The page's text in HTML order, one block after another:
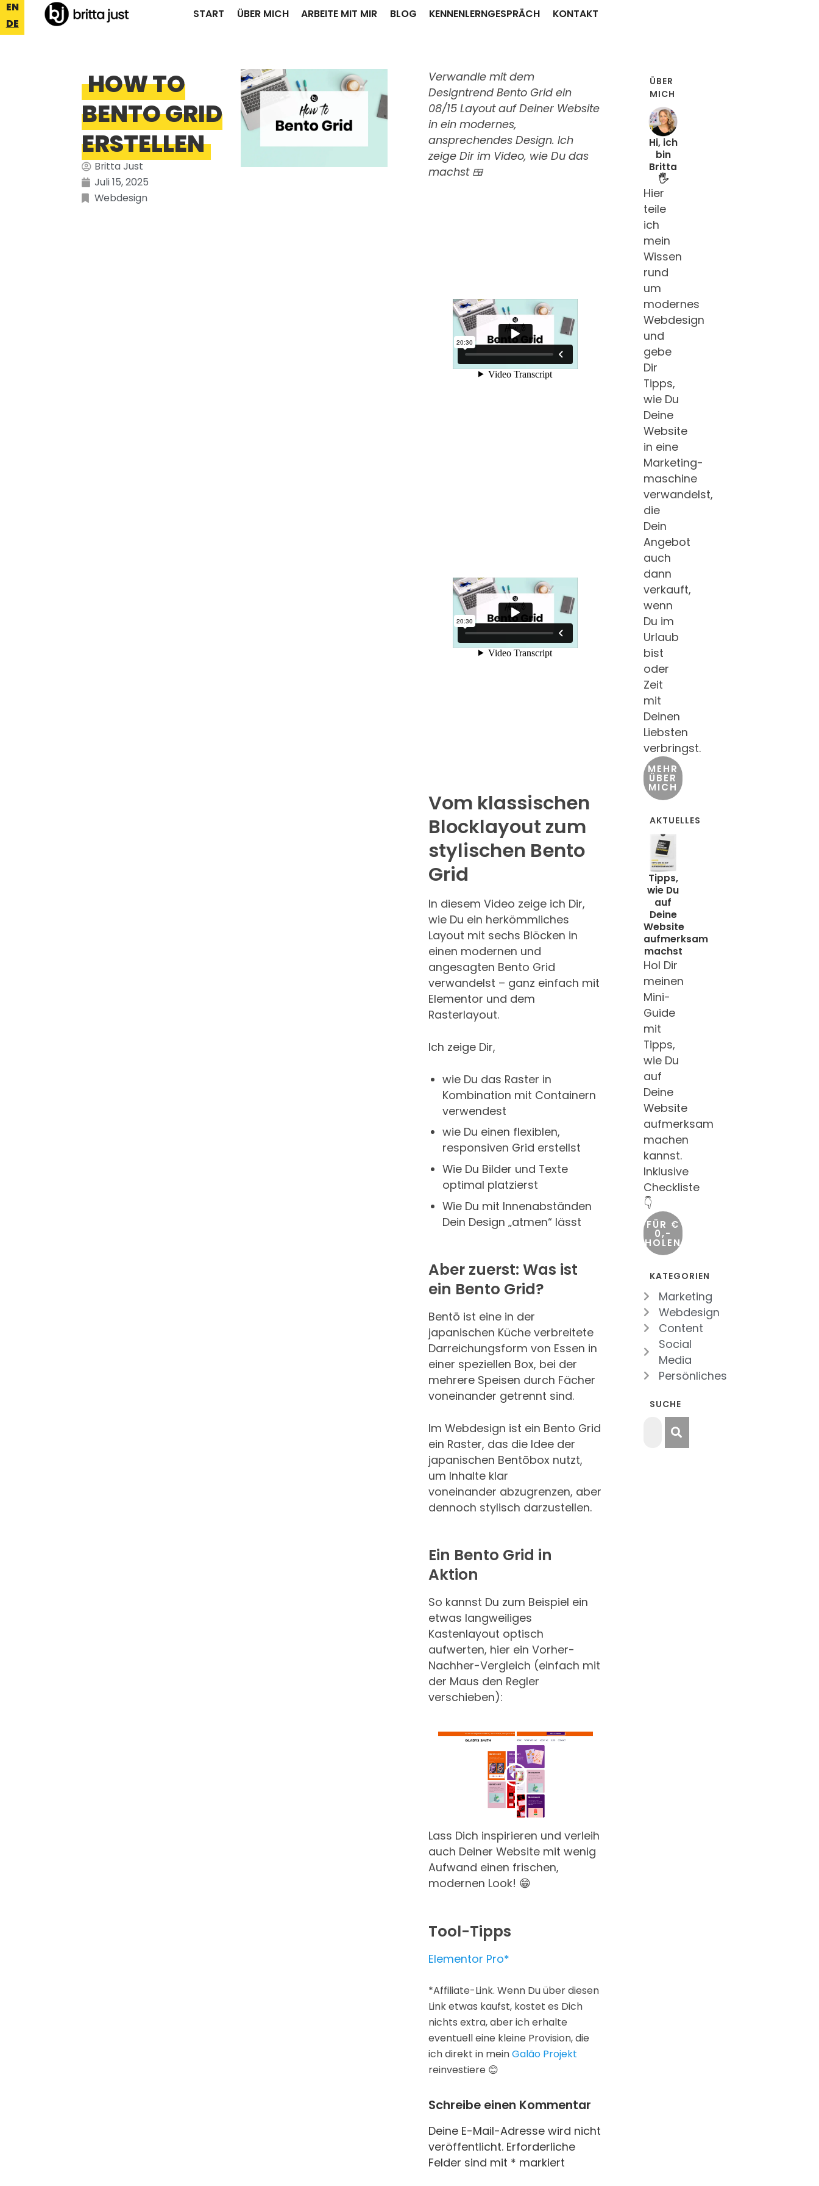
EN
DE
START ÜBER MICH ARBEITE MIT MIR BLOG KENNENLERNGESPRÄCH KONTAKT
HOW TO
BENTO GRID
ERSTELLEN
Britta Just
Juli 15, 2025
Webdesign
Verwandle mit dem
Designtrend Bento Grid ein
08/15 Layout auf Deiner Website
in ein modernes,
ansprechendes Design. Ich
zeige Dir im Video, wie Du das
machst 🍱
Vom klassischen
Blocklayout zum
stylischen Bento
Grid
In diesem Video zeige ich Dir,
wie Du ein herkömmliches
Layout mit sechs Blöcken in
einen modernen und
angesagten Bento Grid
verwandelst – ganz einfach mit
Elementor und dem
Rasterlayout.
Ich zeige Dir,
wie Du das Raster in
Kombination mit Containern
verwendest
wie Du einen flexiblen,
responsiven Grid erstellst
Wie Du Bilder und Texte
optimal platzierst
Wie Du mit Innenabständen
Dein Design „atmen“ lässt
Aber zuerst: Was ist
ein Bento Grid?
Bentō ist eine in der
japanischen Küche verbreitete
Darreichungsform von Essen in
einer speziellen Box, bei der
mehrere Speisen durch Fächer
voneinander getrennt sind.
Im Webdesign ist ein Bento Grid
ein Raster, das die Idee der
japanischen Bentōbox nutzt,
um Inhalte klar
voneinander abzugrenzen, aber
dennoch stylisch darzustellen.
Ein Bento Grid in
Aktion
So kannst Du zum Beispiel ein
etwas langweiliges
Kastenlayout optisch
aufwerten, hier ein Vorher-
Nachher-Vergleich (einfach mit
der Maus den Regler
verschieben):
Lass Dich inspirieren und verleih
auch Deiner Website mit wenig
Aufwand einen frischen,
modernen Look! 😁
Tool-Tipps
Elementor Pro*
*Affiliate-Link. Wenn Du über diesen
Link etwas kaufst, kostet es Dich
nichts extra, aber ich erhalte
eventuell eine kleine Provision, die
ich direkt in meinGalão Projekt
reinvestiere 😊
Schreibe einen Kommentar
Deine E-Mail-Adresse wird nicht
veröffentlicht. Erforderliche
Felder sind mit * markiert
ÜBER
MICH
Hi, ich
bin
Britta
🖐️
Hier
teile
ich
mein
Wissen
rund
um
modernes
Webdesign
und
gebe
Dir
Tipps,
wie Du
Deine
Website
in eine
Marketing­
maschine
verwandelst,
die
Dein
Angebot
auch
dann
verkauft,
wenn
Du im
Urlaub
bist
oder
Zeit
mit
Deinen
Liebsten
verbringst.
MEHR
ÜBER
MICH
AKTUELLES
Tipps,
wie Du
auf
Deine
Website
aufmerksam
machst
Hol Dir
meinen
Mini-
Guide
mit
Tipps,
wie Du
auf
Deine
Website
aufmerksam
machen
kannst.
Inklusive
Checkliste
👇
FÜR €
0,-
HOLEN
KATEGORIEN
Marketing
Webdesign
Content
Social
Media
Persönliches
SUCHE